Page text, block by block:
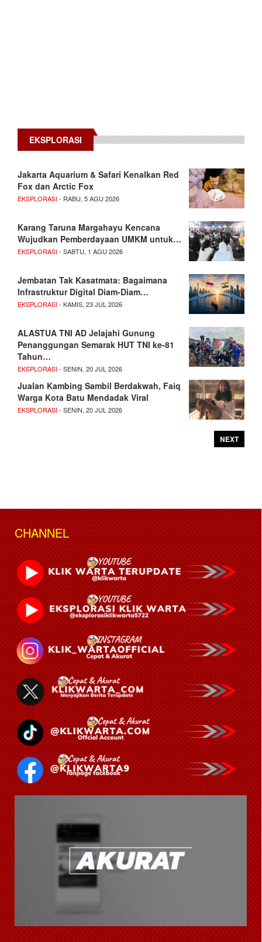
EKSPLORASI
Jakarta Aquarium & Safari Kenalkan Red
Fox dan Arctic Fox
EKSPLORASI- RABU, 5 AGU 2026
Karang Taruna Margahayu Kencana
Wujudkan Pemberdayaan UMKM untuk…
EKSPLORASI- SABTU, 1 AGU 2026
Jembatan Tak Kasatmata: Bagaimana
Infrastruktur Digital Diam-Diam…
EKSPLORASI- KAMIS, 23 JUL 2026
ALASTUA TNI AD Jelajahi Gunung
Penanggungan Semarak HUT TNI ke-81
Tahun…
EKSPLORASI- SENIN, 20 JUL 2026
Jualan Kambing Sambil Berdakwah, Faiq
Warga Kota Batu Mendadak Viral
EKSPLORASI- SENIN, 20 JUL 2026
NEXT
CHANNEL